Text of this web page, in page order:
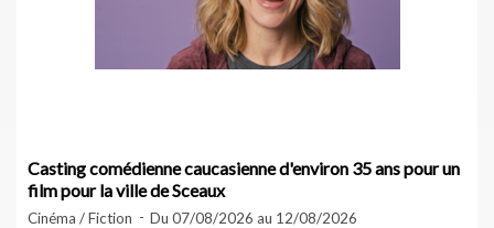
Casting comédienne caucasienne d'environ 35 ans pour un
film pour la ville de Sceaux
Cinéma / Fiction Du 07/08/2026 au 12/08/2026